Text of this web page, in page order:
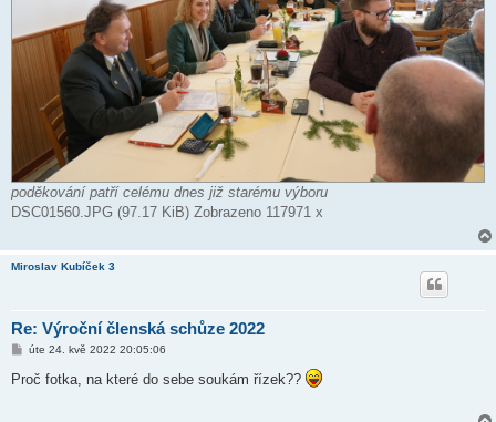
poděkování patří celému dnes již starému výboru
DSC01560.JPG (97.17 KiB) Zobrazeno 117971 x
Miroslav Kubíček 3
Re: Výroční členská schůze 2022
P
í
s
úte 24. kvě 2022 20:05:06
Proč fotka, na které do sebe soukám řízek??